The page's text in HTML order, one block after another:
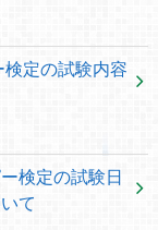
定の試験内容
検定の試験日
て